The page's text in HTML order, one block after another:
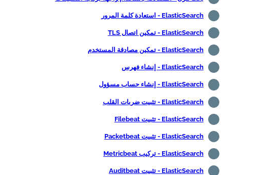
ElasticSearch - استعادة كلمة المرور
ElasticSearch - تمكين اتصال TLS
ElasticSearch - تمكين مصادقة المستخدم
ElasticSearch - إنشاء فهرس
ElasticSearch - إنشاء حساب مسؤول
ElasticSearch - تثبيت ضربات القلب
ElasticSearch - تثبيت Filebeat
ElasticSearch - تثبيت Packetbeat
ElasticSearch - تركيب Metricbeat
ElasticSearch - تثبيت Auditbeat